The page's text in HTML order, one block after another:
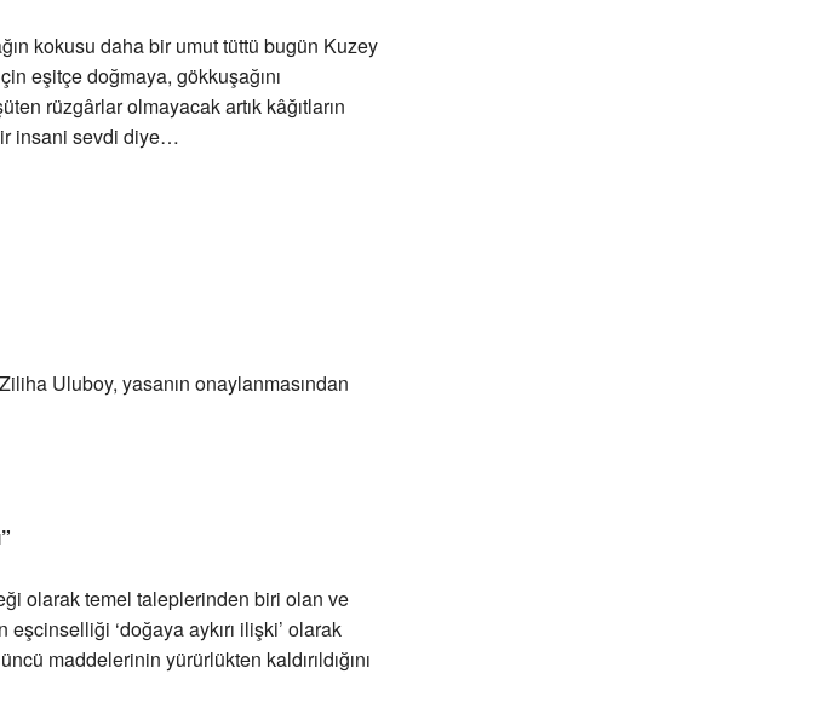
kokusu daha bir umut tüttü bugün Kuzey
eşitçe doğmaya, gökkuşağını
rüzgârlar olmayacak artık kâğıtların
insani sevdi diye…
Uluboy, yasanın onaylanmasından
olarak temel taleplerinden biri olan ve
‘doğaya aykırı ilişki’ olarak
maddelerinin yürürlükten kaldırıldığını